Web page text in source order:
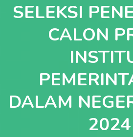
SELEKSI
CALON
DALAM
2024